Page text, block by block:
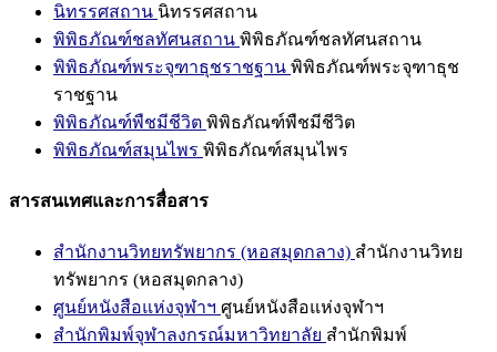
นิทรรศสถาน นิทรรศสถาน
พิพิธภัณฑ์ชลทัศนสถาน พิพิธภัณฑ์ชลทัศนสถาน
พิพิธภัณฑ์พระจุฑาธุชราชฐาน พิพิธภัณฑ์พระจุฑาธุช
ราชฐาน
พิพิธภัณฑ์พืชมีชีวิต พิพิธภัณฑ์พืชมีชีวิต
พิพิธภัณฑ์สมุนไพร พิพิธภัณฑ์สมุนไพร
สารสนเทศและการสื่อสาร
สำนักงานวิทยทรัพยากร (หอสมุดกลาง) สำนักงานวิทย
ทรัพยากร (หอสมุดกลาง)
ศูนย์หนังสือแห่งจุฬาฯ ศูนย์หนังสือแห่งจุฬาฯ
สำนักพิมพ์จุฬาลงกรณ์มหาวิทยาลัย สำนักพิมพ์